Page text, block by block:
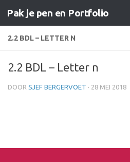
Doorgaan naar inhoud
Pak je pen en Portfolio
2.2 BDL – LETTER N
2.2 BDL – Letter n
DOOR SJEF BERGERVOET · 28 MEI 2018